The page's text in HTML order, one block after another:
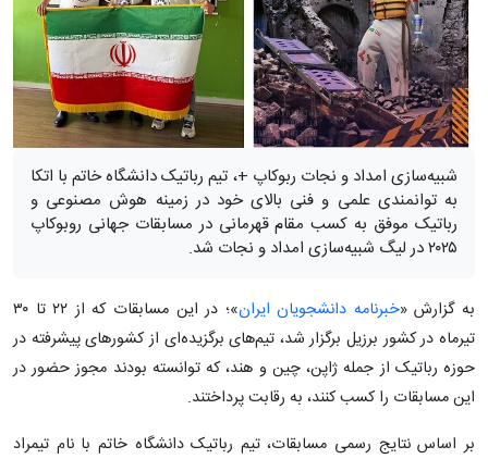
شبیه‌سازی امداد و نجات ربوکاپ +، تیم رباتیک دانشگاه خاتم با اتکا
به توانمندی علمی و فنی بالای خود در زمینه هوش مصنوعی و
رباتیک موفق به کسب مقام قهرمانی در مسابقات جهانی روبوکاپ
۲۰۲۵ در لیگ شبیه‌سازی امداد و نجات شد.
به گزارش «خبرنامه دانشجویان ایران
»؛ در این مسابقات که از ۲۲ تا ۳۰
تیرماه در کشور برزیل برگزار شد، تیم‌های برگزیده‌ای از کشورهای پیشرفته در
حوزه رباتیک از جمله ژاپن، چین و هند، که توانسته بودند مجوز حضور در
این مسابقات را کسب کنند، به رقابت پرداختند.
بر اساس نتایج رسمی مسابقات، تیم رباتیک دانشگاه خاتم با نام تیمراد